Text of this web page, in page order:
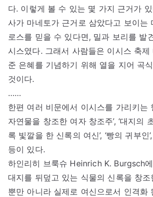
다. 이렇게 볼 수 있는 몇 가지 근거가
사가 마네토가 근거로 삼았다고 보이는
로스를 믿을 수 있다면, 밀과 보리를 발
시스였다. 그래서 사람들은 이시스 축제
준 은혜를 기념하기 위해 열을 지어 곡
것이다.
……
한편 여러 비문에서 이시스를 가리키는
자연물을 창조한 여자 창조주’, ‘대지의
록 빛깔을 한 신록의 여신’, ‘빵의 귀부인
등이 있다.
하인리히 브룩슈 Heinrich K. Burgsch
대지를 뒤덮고 있는 식물의 신록을 창
뿐만 아니라 실제로 여신으로서 인격화